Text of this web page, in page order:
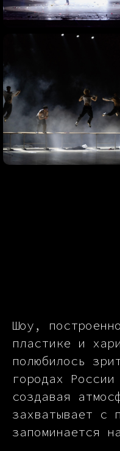
Шоу,
пластике и
полюбилось
городах
создавая
захватывает с
запоминается